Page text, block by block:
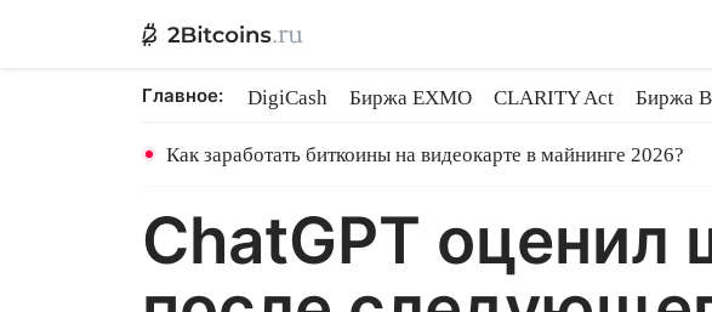
Главное: DigiCash Биржа EXMO CLARITY Act Биржа
Как заработать биткоины на видеокарте в майнинге 2026?
ChatGPT оценил